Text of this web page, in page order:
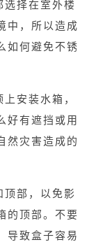
选择在室外楼
中，所以造成
如何避免不锈
安装水箱，
好有遮挡或用
然灾害造成的
顶部，以免影
的顶部。不要
导致盒子容易